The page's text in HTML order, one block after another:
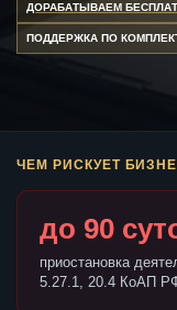
ДОРАБАТЫВАЕМ
ПОДДЕРЖКА ПО
ЧЕМ РИСКУЕТ
до 90
приостановка
5.27.1, 20.4 КоАП